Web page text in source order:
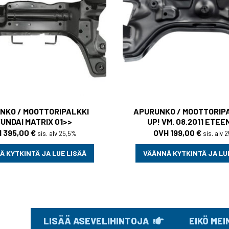
/ MOOTTORIPALKKI
MATRIX 01>>
395,00 € sis. alv 25,5%
KYTKINTÄ JA LUE LISÄÄ
APURUNKO /
UP! VM. 08.2011
199,00 € sis. alv
VÄÄNNÄ KYTKINTÄ JA
LISÄÄ ASEVELIHINTOJA EIKÖ